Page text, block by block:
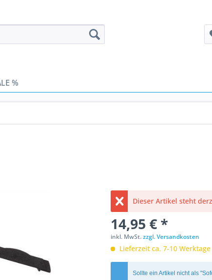
%
Dieser Artikel steht
14,95 € *
inkl. MwSt.zzgl. Versandkosten
Lieferzeit ca. 7-10 Werktage
Sollte ein Artikel nicht als